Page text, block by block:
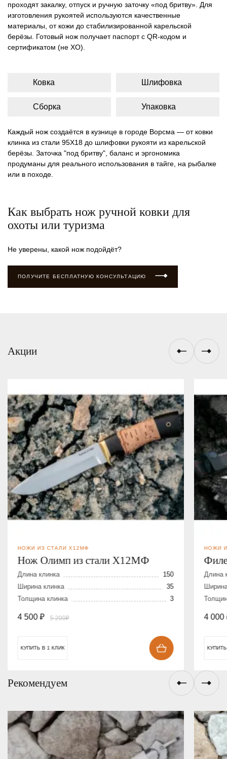
проходят закалку, отпуск и ручную заточку «под бритву». Для
изготовления рукоятей используются качественные
материалы, от кожи до стабилизированной карельской
берёзы. Готовый нож получает паспорт с QR-кодом и
сертификатом (не ХО).
Ковка Шлифовка
Сборка Упаковка
Каждый нож создаётся в кузнице в городе Ворсма — от ковки
клинка из стали 95Х18 до шлифовки рукояти из карельской
берёзы. Заточка "под бритву", баланс и эргономика
продуманы для реального использования в тайге, на рыбалке
или в походе.
Как выбрать нож ручной ковки для
охоты или туризма
Не уверены, какой нож подойдёт?
ПОЛУЧИТЕ БЕСПЛАТНУЮ КОНСУЛЬТАЦИЮ
Акции
НОЖИ ИЗ СТАЛИ Х12МФ
Нож Олимп из стали Х12МФ
Длина клинка
150
Ширина клинка
35
Толщина клинка
3
4 500 ₽ 5 200₽
КУПИТЬ В 1 КЛИК
НОЖИ
Длина
4 000
Рекомендуем